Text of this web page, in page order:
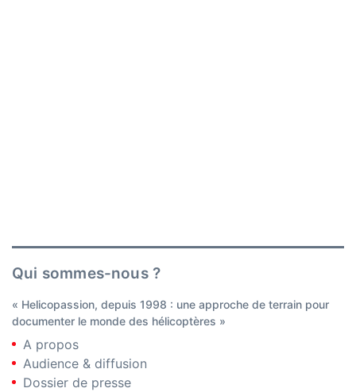
Qui sommes-nous ?
« Helicopassion, depuis 1998 : une approche de terrain pour
documenter le monde des hélicoptères »
A propos
Audience & diffusion
Dossier de presse